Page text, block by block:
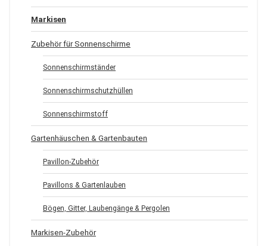
Markisen
Zubehör für Sonnenschirme
Sonnenschirmständer
Sonnenschirmschutzhüllen
Sonnenschirmstoff
Gartenhäuschen & Gartenbauten
Pavillon-Zubehör
Pavillons & Gartenlauben
Bögen, Gitter, Laubengänge & Pergolen
Markisen-Zubehör